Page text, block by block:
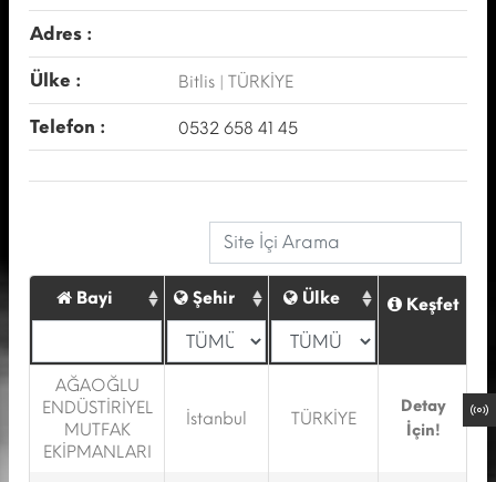
Adres :
Ülke : Bitlis | TÜRKİYE
Telefon : 0532 658 41 45
Bayi Şehir Ülke Keşfet
AĞAOĞLU
ENDÜSTİRİYEL
MUTFAK
EKİPMANLARI
İstanbul TÜRKİYE
Detay
İçin!